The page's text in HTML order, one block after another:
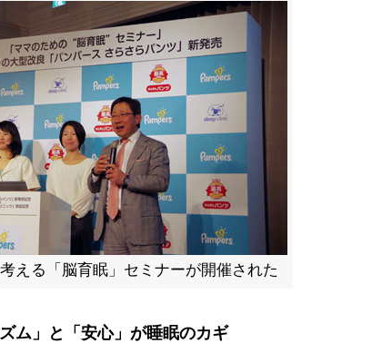
える「脳育眠」セミナーが開催された
ム」と「安心」が睡眠のカギ